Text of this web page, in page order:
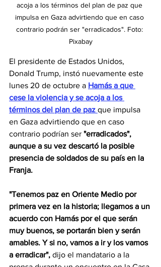
acoja a los términos del plan de paz que
impulsa en Gaza advirtiendo que en caso
contrario podrán ser "erradicados". Foto:
Pixabay
El presidente de Estados Unidos,
Donald Trump, instó nuevamente este
lunes 20 de octubre a Hamás a que
cese la violencia y se acoja a los
términos del plan de paz que impulsa
en Gaza advirtiendo que en caso
contrario podrían ser "erradicados",
aunque a su vez descartó la posible
presencia de soldados de su país en la
Franja.
"Tenemos paz en Oriente Medio por
primera vez en la historia; llegamos a un
acuerdo con Hamás por el que serán
muy buenos, se portarán bien y serán
amables. Y si no, vamos a ir y los vamos
a erradicar", dijo el mandatario a la